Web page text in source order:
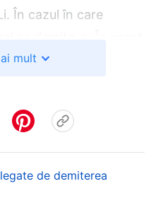
În cazul în care
întrunea aprobarea
acest plan de acțiune
lucruri așa negative
mi se învârteau
mult
de demiterea